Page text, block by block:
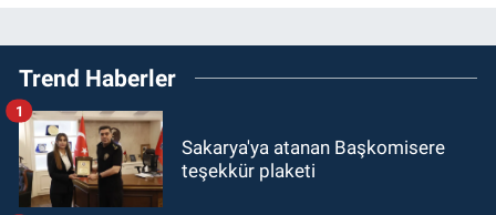
Trend Haberler
Sakarya'ya atanan Başkomisere
teşekkür plaketi
1